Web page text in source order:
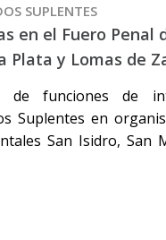
SUPLENTES
en el Fuero Penal
Plata y Lomas de
de funciones de
Suplentes en
San Isidro, San